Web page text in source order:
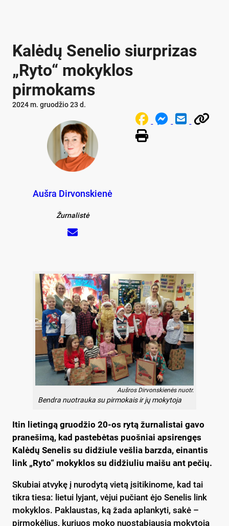
Kalėdų Senelio siurprizas
„Ryto“ mokyklos
pirmokams
2024 m. gruodžio 23 d.
Aušra Dirvonskienė
Žurnalistė
Aušros Dirvonskienės nuotr.
Bendra nuotrauka su pirmokais ir jų mokytoja
Itin lietingą gruodžio 20-os rytą žurnalistai gavo
pranešimą, kad pastebėtas puošniai apsirengęs
Kalėdų Senelis su didžiule vešlia barzda, einantis
link „Ryto“ mokyklos su didžiuliu maišu ant pečių.
Skubiai atvykę į nurodytą vietą įsitikinome, kad tai
tikra tiesa: lietui lyjant, vėjui pučiant ėjo Senelis link
mokyklos. Paklaustas, ką žada aplankyti, sakė –
pirmokėlius, kuriuos moko nuostabiausia mokytoja